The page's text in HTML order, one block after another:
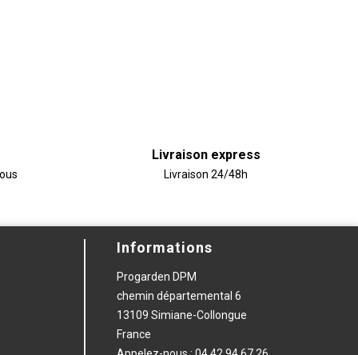
Livraison express
Livraison 24/48h
Informations
Progarden DPM
chemin départemental 6
13109 Simiane-Collongue
France